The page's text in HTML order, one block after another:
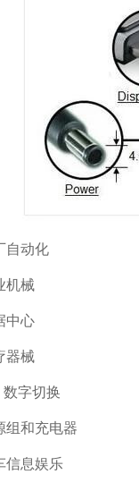
动化
机械
中心
器械
字切换
和充电器
息娱乐